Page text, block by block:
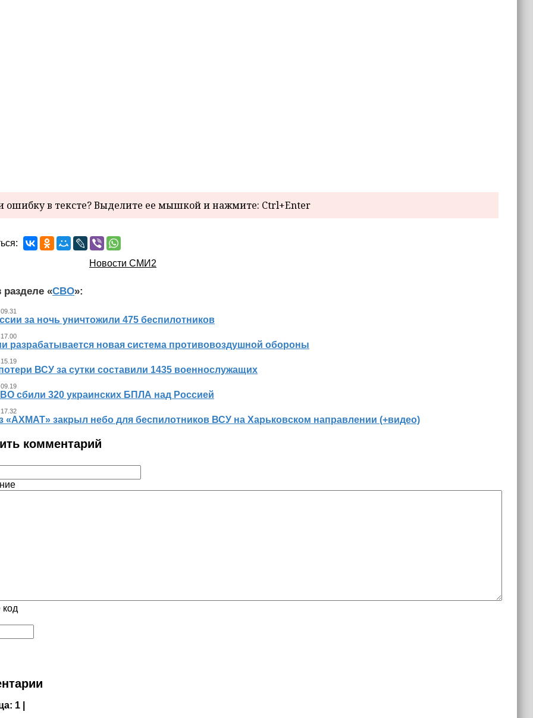
в тексте? Выделите ее мышкой и нажмите: Ctrl+Enter
Новости СМИ2
разделе «СВО»:
за ночь уничтожили 475 беспилотников
разрабатывается новая система противовоздушной обороны
ВСУ за сутки составили 1435 военнослужащих
сбили 320 украинских БПЛА над Россией
«АХМАТ» закрыл небо для беспилотников ВСУ на Харьковском направлении (+видео)
комментарий
код
1 |